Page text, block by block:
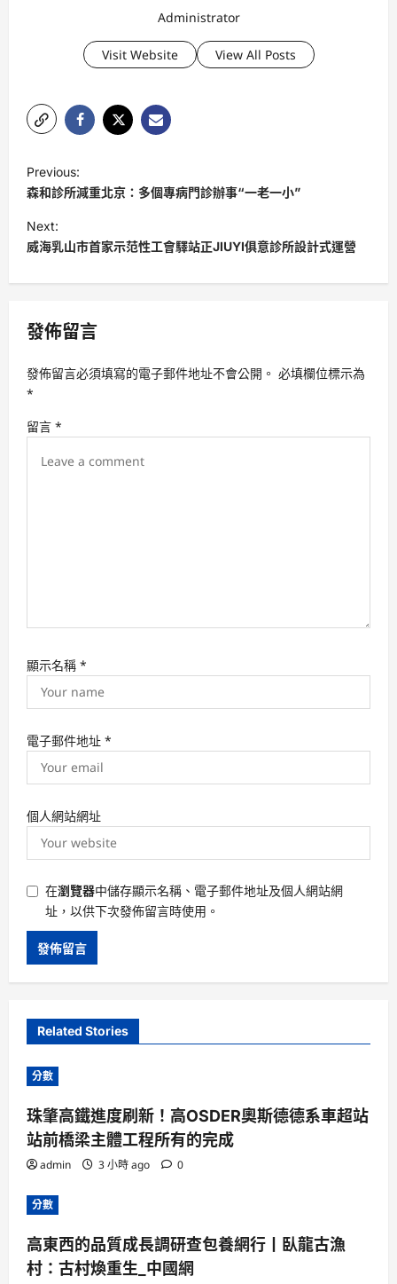
Administrator
Visit Website View All Posts
o
s
t
v
g
t
Previous:
森和診所減重北京：多個專病門診辦事“一老一小”
Next:
威海乳山市首家示范性工會驛站正JIUYI俱意診所設計式運營
發佈留言
發佈留言必須填寫的電子郵件地址不會公開。 必填欄位標示為
*
留言 *
顯示名稱 *
電子郵件地址 *
個人網站網址
在瀏覽器中儲存顯示名稱、電子郵件地址及個人網站網
址，以供下次發佈留言時使用。
Related Stories
分數
珠肇高鐵進度刷新！高OSDER奧斯德德系車超站
站前橋梁主體工程所有的完成
admin 3 小時 ago 0
分數
高東西的品質成長調研查包養網行丨臥龍古漁
村：古村煥重生_中國網